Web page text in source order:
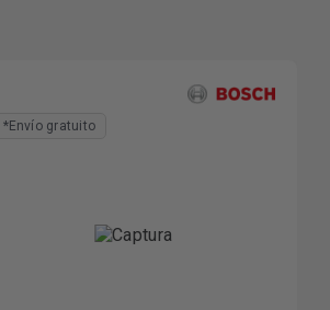
*Envío gratuito